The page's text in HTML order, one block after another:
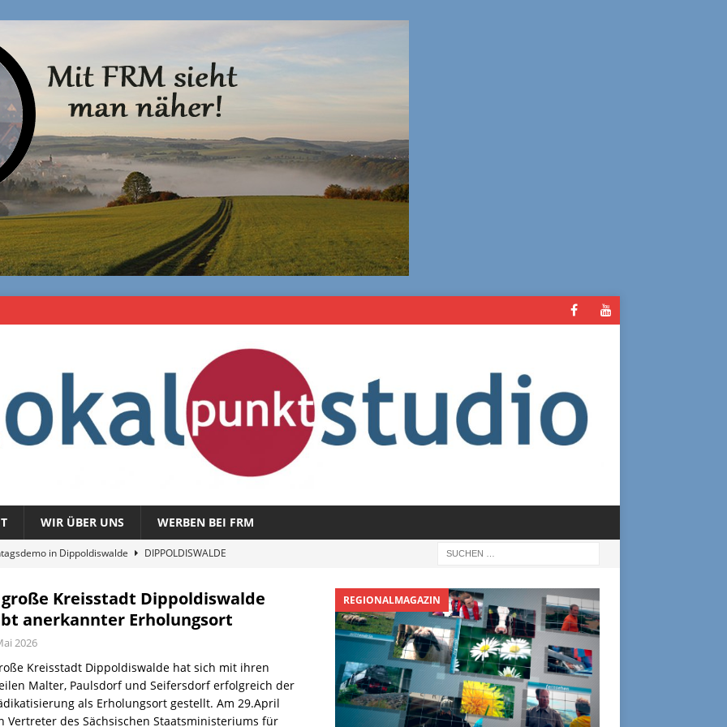
WIR ÜBER UNS WERBEN BEI FRM
in Dippoldiswalde
DIPPOLDISWALDE
1325 – vom 27. Juli 2026
REGIONALMAGAZIN
zu „Fit im Park“
Sommergespräch: Semmelmilda DIPPOLDISWALDE
Kreisstadt Dippoldiswalde
anerkannter Erholungsort
2026
Kreisstadt Dippoldiswalde hat sich mit ihren
Malter, Paulsdorf und Seifersdorf erfolgreich der
als Erholungsort gestellt. Am 29.April
Vertreter des Sächsischen Staatsministeriums für
REGIONALMAGAZIN